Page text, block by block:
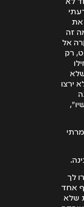
לא
את
זה
אל
רק
ירצו
לך
אחד
שלא